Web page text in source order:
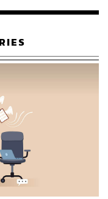
twitter-is-down-to-f
WEALTH
ช้งานอยู่แล้วได้เลย